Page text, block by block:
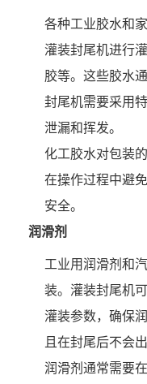
各种工业胶水和
灌装封尾机进行
胶等。这些胶水
封尾机需要采用
泄漏和挥发。
化工胶水对包装
在操作过程中避
安全。
润滑剂
工业用润滑剂和
装。灌装封尾机
灌装参数，确保
且在封尾后不会
润滑剂通常需要